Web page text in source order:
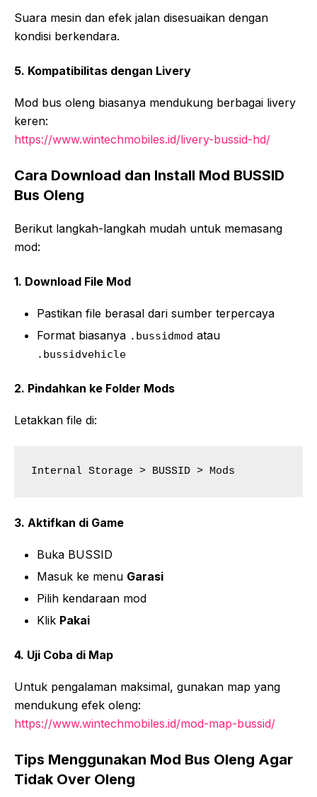
Suara mesin dan efek jalan disesuaikan dengan
kondisi berkendara.
5. Kompatibilitas dengan Livery
Mod bus oleng biasanya mendukung berbagai livery
keren:
https://www.wintechmobiles.id/livery-bussid-hd/
Cara Download dan Install Mod BUSSID
Bus Oleng
Berikut langkah-langkah mudah untuk memasang
mod:
1. Download File Mod
Pastikan file berasal dari sumber terpercaya
Format biasanya .bussidmod atau
.bussidvehicle
2. Pindahkan ke Folder Mods
Letakkan file di:
Internal Storage > BUSSID > Mods
3. Aktifkan di Game
Buka BUSSID
Masuk ke menu Garasi
Pilih kendaraan mod
Klik Pakai
4. Uji Coba di Map
Untuk pengalaman maksimal, gunakan map yang
mendukung efek oleng:
https://www.wintechmobiles.id/mod-map-bussid/
Tips Menggunakan Mod Bus Oleng Agar
Tidak Over Oleng